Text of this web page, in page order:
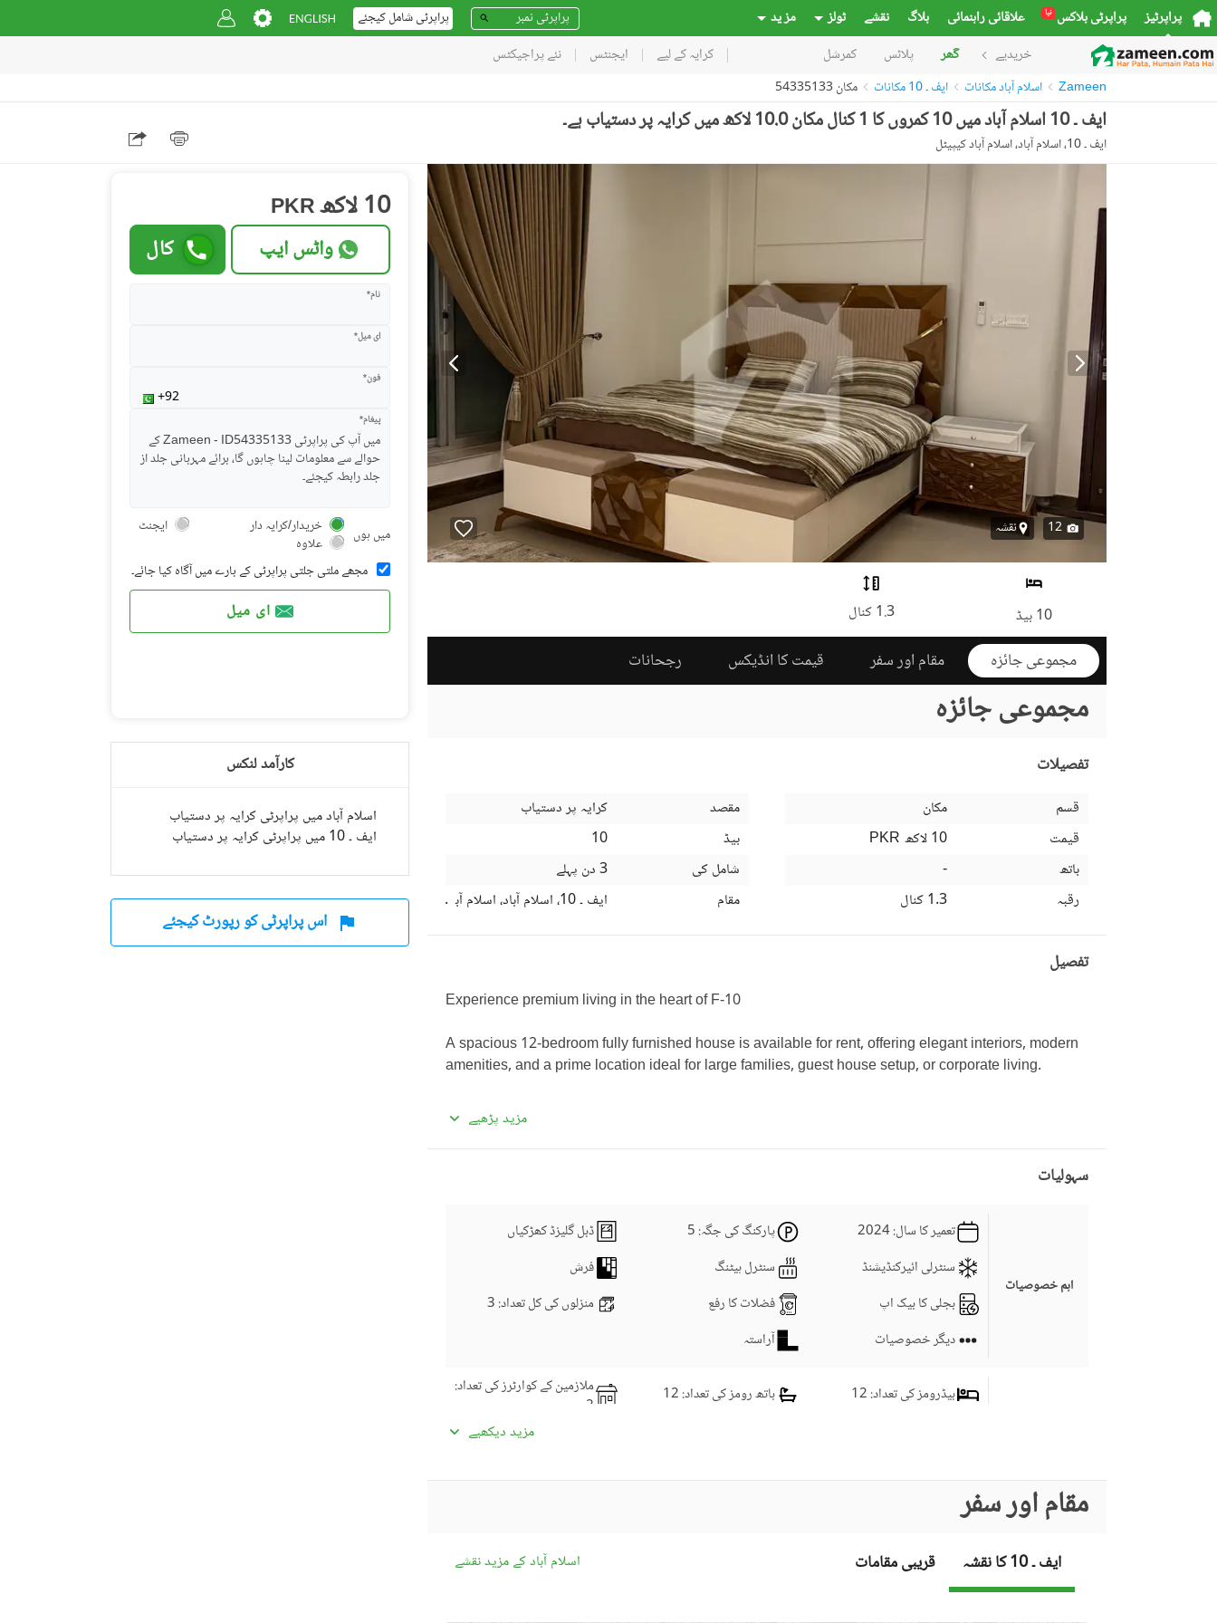
پراپرٹیز پراپرٹی بلاکس نیا علاقائی راہنمائی بلاگ نقشے ٹولز مز ید پراپرٹی شامل کیجئے
خریدیے گھر پلاٹس کمرشل کرایہ کے لیے ایجنٹس نئے پراجیکٹس
Zameen اسلام آباد مکانات ایف ۔ 10 مکانات مکان 54335133
ایف ۔ 10 اسلام آباد میں 10 کمروں کا 1 کنال مکان 10.0 لاکھ میں کرایہ پر دستیاب ہے۔
ایف ۔ 10، اسلام آباد، اسلام آباد کیپیٹل
12 نقشہ
10 بیڈ 1.3 کنال
مجموعی جائزہ مقام اور سفر قیمت کا انڈیکس رجحانات
مجموعی جائزہ
تفصیلات
قسم
مکان
قیمت
PKR
10 لاکھ
باتھ
-
رقبہ
1.3 کنال
مقصد
کرایہ پر دستیاب
بیڈ
10
شامل کی
3 دن پہلے
مقام
ایف ۔ 10، اسلام آباد، اسلام آباد کیپیٹل
تفصیل
Experience premium living in the heart of F-10
A spacious 12-bedroom fully furnished house is available for rent, offering elegant interiors, modern
amenities, and a prime location ideal for large families, guest house setup, or corporate living.
Property Features:
12 Spacious Bedrooms with Attached Bathrooms
Car Parking Space
Servant Quarter
Beautiful Location with Easy Access to Main Roads, Markets & Schools
Prime Location: F-10 Islamabad
A perfect blend of comfort, luxury, and convenience.
مزید پڑھیے
سہولیات
اہم خصوصیات
تعمیر کا سال: 2024 پارکنگ کی جگہ: 5
ڈبل گلیزڈ کھڑکیاں
سنٹرلی ائیرکنڈیشنڈ
سنٹرل ہیٹنگ
فرش
بجلی کا بیک اپ
فضلات کا رفع منزلوں کی کل تعداد: 3
دیگر خصوصیات
آراستہ
بیڈرومز کی تعداد: 12 باتھ رومز کی تعداد: 12 ملازمین کے کوارٹرز کی تعداد:
2
کچنز کی تعداد: 2
برانڈ بینڈ انٹرنیٹ تک رسائی
مزید دیکھیے
مقام اور سفر
ایف ۔ 10 کا نقشہ قریبی مقامات اسلام آباد کے مزید نقشے
PKR 10 لاکھ
واٹس ایپ کال
نام*
ای میل*
فون*
پیغام*
میں ہوں خریدار/کرایہ دار
ایجنٹ
علاوہ
مجھے ملتی جلتی پراپرٹی کے بارے میں آگاہ کیا جائے۔
ای میل
کارآمد لنکس
اسلام آباد میں پراپرٹی کرایہ پر دستیاب
ایف ۔ 10 میں پراپرٹی کرایہ پر دستیاب
اس پراپرٹی کو رپورٹ کیجئے